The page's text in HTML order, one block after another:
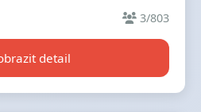
3/803
detail